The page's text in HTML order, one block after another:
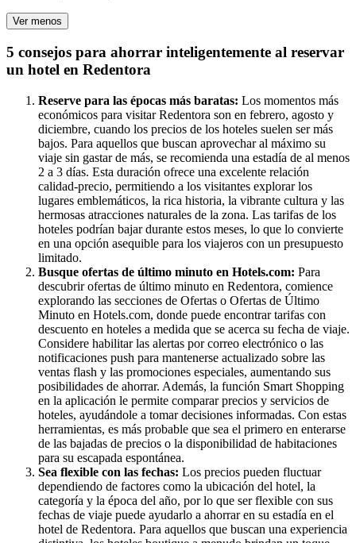
Ver menos
5 consejos para ahorrar inteligentemente al reservar
un hotel en Redentora
Reserve para las épocas más baratas: Los momentos más
económicos para visitar Redentora son en febrero, agosto y
diciembre, cuando los precios de los hoteles suelen ser más
bajos. Para aquellos que buscan aprovechar al máximo su
viaje sin gastar de más, se recomienda una estadía de al menos
2 a 3 días. Esta duración ofrece una excelente relación
calidad-precio, permitiendo a los visitantes explorar los
lugares emblemáticos, la rica historia, la vibrante cultura y las
hermosas atracciones naturales de la zona. Las tarifas de los
hoteles podrían bajar durante estos meses, lo que lo convierte
en una opción asequible para los viajeros con un presupuesto
limitado.
Busque ofertas de último minuto en Hotels.com: Para
descubrir ofertas de último minuto en Redentora, comience
explorando las secciones de Ofertas o Ofertas de Último
Minuto en Hotels.com, donde puede encontrar tarifas con
descuento en hoteles a medida que se acerca su fecha de viaje.
Considere habilitar las alertas por correo electrónico o las
notificaciones push para mantenerse actualizado sobre las
ventas flash y las promociones especiales, aumentando sus
posibilidades de ahorrar. Además, la función Smart Shopping
en la aplicación le permite comparar precios y servicios de
hoteles, ayudándole a tomar decisiones informadas. Con estas
herramientas, es más probable que sea el primero en enterarse
de las bajadas de precios o la disponibilidad de habitaciones
para su escapada espontánea.
Sea flexible con las fechas: Los precios pueden fluctuar
dependiendo de factores como la ubicación del hotel, la
categoría y la época del año, por lo que ser flexible con sus
fechas de viaje puede ayudarlo a ahorrar en su estadía en el
hotel de Redentora. Para aquellos que buscan una experiencia